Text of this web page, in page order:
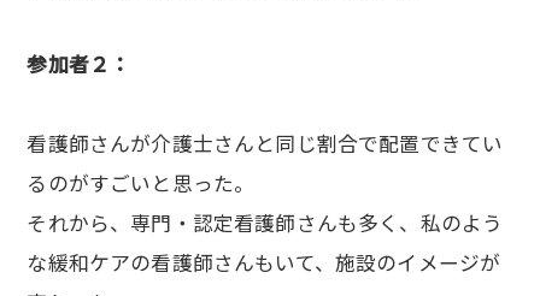
参加者２：
看護師さんが介護士さんと同じ割合で配置できてい
るのがすごいと思った。
それから、専門・認定看護師さんも多く、私のよう
な緩和ケアの看護師さんもいて、施設のイメージが